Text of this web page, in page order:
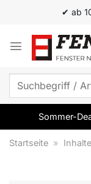
springen
✔ ab
Suchen
Sommer-
Startseite » Inhalte